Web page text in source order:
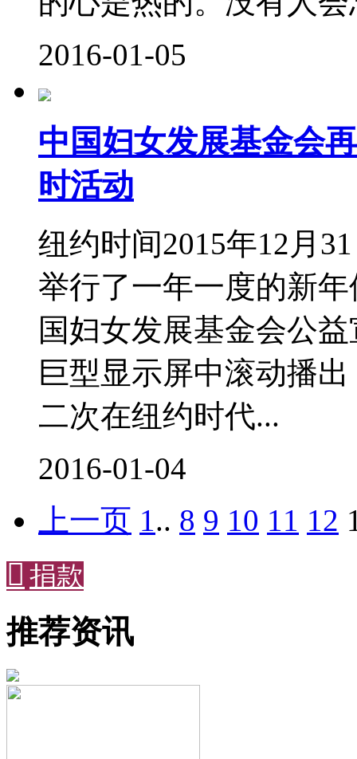
2016-01-05
中国妇女发展基金会
时活动
纽约时间2015年12月
举行了一年一度的新
国妇女发展基金会公
巨型显示屏中滚动播
二次在纽约时代...
2016-01-04
上一页 1 .. 8 9 10 11 12
 捐款
推荐资讯